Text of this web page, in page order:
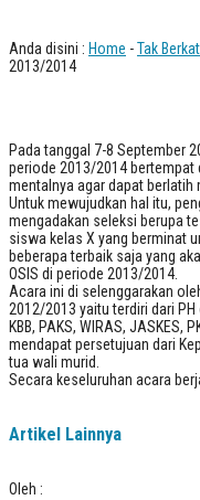
Anda disini : Home -Tak
2013/2014
Pada tanggal 7-8 September
periode 2013/2014 bertempat
mentalnya agar dapat berlatih
Untuk mewujudkan hal itu,
mengadakan seleksi berupa
siswa kelas X yang berminat
beberapa terbaik saja yang
OSIS di periode 2013/2014.
Acara ini di selenggarakan
2012/2013 yaitu terdiri dari PH
KBB, PAKS, WIRAS, JASKES,
mendapat persetujuan dari
tua wali murid.
Secara keseluruhan acara
Artikel Lainnya
Oleh :